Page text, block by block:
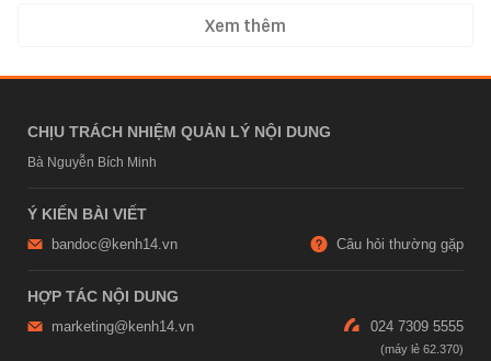
Xem thêm
CHỊU TRÁCH NHIỆM QUẢN LÝ NỘI DUNG
Bà Nguyễn Bích Minh
Ý KIẾN BÀI VIẾT
bandoc@kenh14.vn Câu hỏi thường gặp
HỢP TÁC NỘI DUNG
marketing@kenh14.vn 024 7309 5555